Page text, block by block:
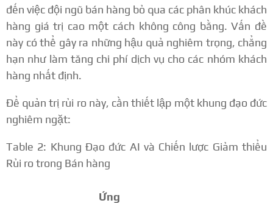
đến việc đội ngũ bán hàng bỏ qua các phân khúc khách
hàng giá trị cao một cách không công bằng. Vấn đề
này có thể gây ra những hậu quả nghiêm trọng, chẳng
hạn như làm tăng chi phí dịch vụ cho các nhóm khách
hàng nhất định.
Để quản trị rủi ro này, cần thiết lập một khung đạo đức
nghiêm ngặt:
Table 2: Khung Đạo đức AI và Chiến lược Giảm thiểu
Rủi ro trong Bán hàng
Ứng